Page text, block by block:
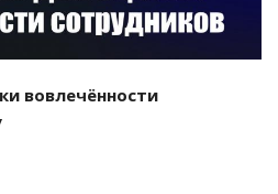
вовлечённости